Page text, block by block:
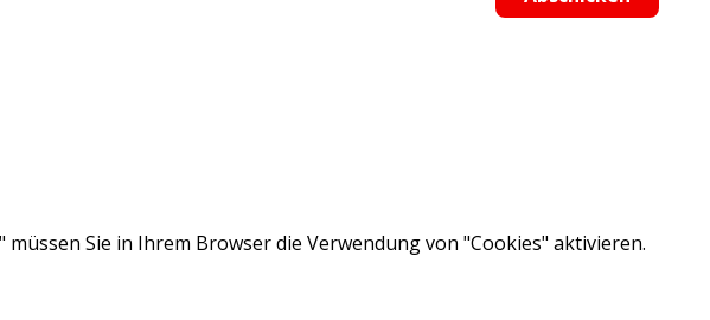
Sie in Ihrem Browser die Verwendung von "Cookies" aktivieren.